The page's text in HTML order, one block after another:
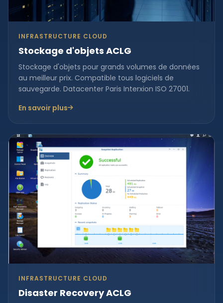
INFRASTRUCTURE CLOUD
Stockage d'objets ACLG
Stockage d'objets pour grands volumes de données
au meilleur prix. Compatible tous logiciels de
sauvegarde. Datacenter Paris Interxion ISO 27001.
En savoir plus
INFRASTRUCTURE CLOUD
Disaster Recovery ACLG